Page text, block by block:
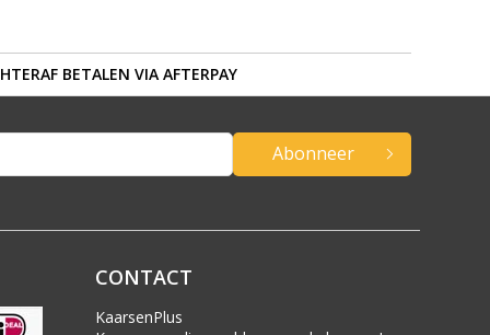
BETALEN VIA AFTERPAY
Abonneer
CONTACT
KaarsenPlus